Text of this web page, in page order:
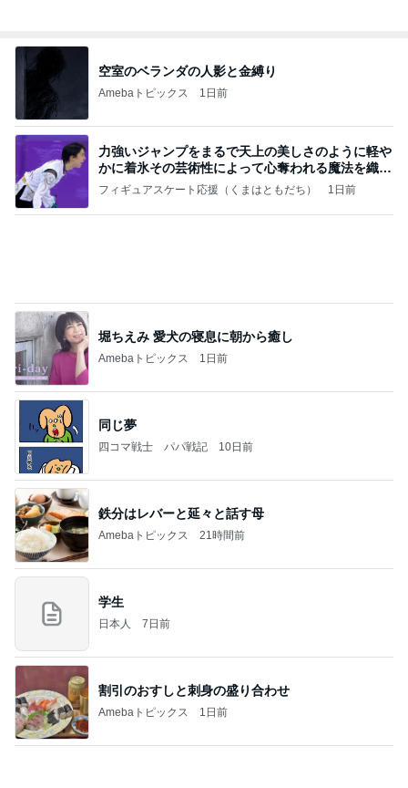
空室のベランダの人影と金縛り
Amebaトピックス 1日前
力強いジャンプをまるで天上の美しさのように軽や
かに着氷その芸術性によって心奪われる魔法を織り
なす
フィギュアスケート応援（くまはともだち） 1日前
堀ちえみ 愛犬の寝息に朝から癒し
Amebaトピックス 1日前
同じ夢
四コマ戦士 パパ戦記 10日前
鉄分はレバーと延々と話す母
Amebaトピックス 21時間前
学生
日本人 7日前
割引のおすしと刺身の盛り合わせ
Amebaトピックス 1日前